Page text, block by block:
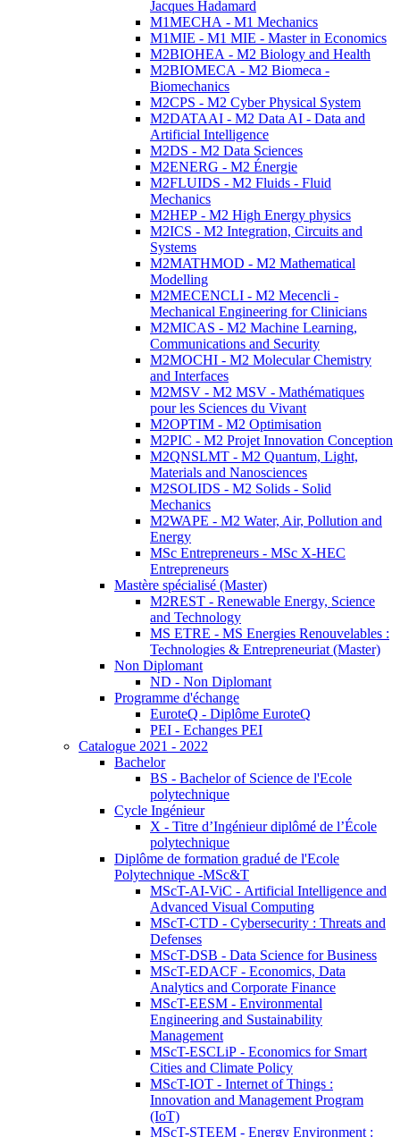
Jacques Hadamard
M1MECHA - M1 Mechanics
M1MIE - M1 MIE - Master in Economics
M2BIOHEA - M2 Biology and Health
M2BIOMECA - M2 Biomeca -
Biomechanics
M2CPS - M2 Cyber Physical System
M2DATAAI - M2 Data AI - Data and
Artificial Intelligence
M2DS - M2 Data Sciences
M2ENERG - M2 Énergie
M2FLUIDS - M2 Fluids - Fluid
Mechanics
M2HEP - M2 High Energy physics
M2ICS - M2 Integration, Circuits and
Systems
M2MATHMOD - M2 Mathematical
Modelling
M2MECENCLI - M2 Mecencli -
Mechanical Engineering for Clinicians
M2MICAS - M2 Machine Learning,
Communications and Security
M2MOCHI - M2 Molecular Chemistry
and Interfaces
M2MSV - M2 MSV - Mathématiques
pour les Sciences du Vivant
M2OPTIM - M2 Optimisation
M2PIC - M2 Projet Innovation Conception
M2QNSLMT - M2 Quantum, Light,
Materials and Nanosciences
M2SOLIDS - M2 Solids - Solid
Mechanics
M2WAPE - M2 Water, Air, Pollution and
Energy
MSc Entrepreneurs - MSc X-HEC
Entrepreneurs
Mastère spécialisé (Master)
M2REST - Renewable Energy, Science
and Technology
MS ETRE - MS Energies Renouvelables :
Technologies & Entrepreneuriat (Master)
Non Diplomant
ND - Non Diplomant
Programme d'échange
EuroteQ - Diplôme EuroteQ
PEI - Echanges PEI
Catalogue 2021 - 2022
Bachelor
BS - Bachelor of Science de l'Ecole
polytechnique
Cycle Ingénieur
X - Titre d’Ingénieur diplômé de l’École
polytechnique
Diplôme de formation gradué de l'Ecole
Polytechnique -MSc&T
MScT-AI-ViC - Artificial Intelligence and
Advanced Visual Computing
MScT-CTD - Cybersecurity : Threats and
Defenses
MScT-DSB - Data Science for Business
MScT-EDACF - Economics, Data
Analytics and Corporate Finance
MScT-EESM - Environmental
Engineering and Sustainability
Management
MScT-ESCLiP - Economics for Smart
Cities and Climate Policy
MScT-IOT - Internet of Things :
Innovation and Management Program
(IoT)
MScT-STEEM - Energy Environment :